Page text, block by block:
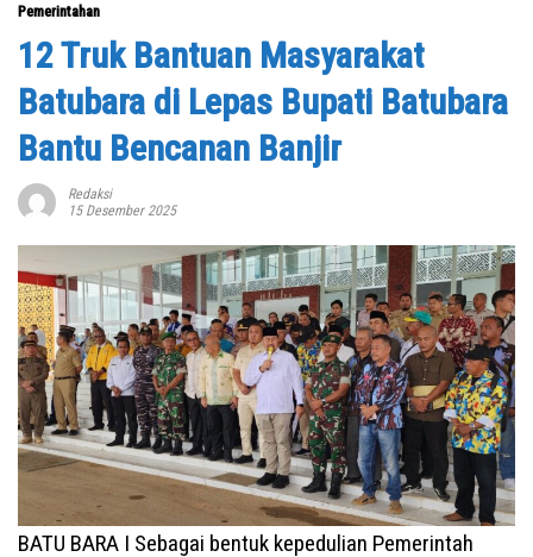
Pemerintahan
12 Truk Bantuan Masyarakat
Batubara di Lepas Bupati Batubara
Bantu Bencanan Banjir
Redaksi
15 Desember 2025
BATU BARA I Sebagai bentuk kepedulian Pemerintah